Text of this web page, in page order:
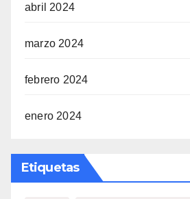
abril 2024
marzo 2024
febrero 2024
enero 2024
Etiquetas